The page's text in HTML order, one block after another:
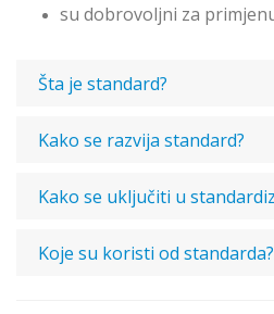
su dobrovoljni za
Šta je standard?
Kako se razvija standard?
Kako se uključiti u
Koje su koristi od standarda?